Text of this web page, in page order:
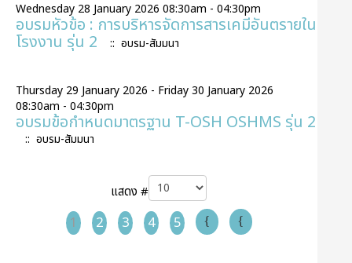
Wednesday 28 January 2026 08:30am - 04:30pm
อบรมหัวข้อ : การบริหารจัดการสารเคมีอันตรายใน
โรงงาน รุ่น 2 :: อบรม-สัมมนา
Thursday 29 January 2026 - Friday 30 January 2026
08:30am - 04:30pm
อบรมข้อกำหนดมาตรฐาน T-OSH OSHMS รุ่น 2
:: อบรม-สัมมนา
แสดง #
1 2 3 4 5